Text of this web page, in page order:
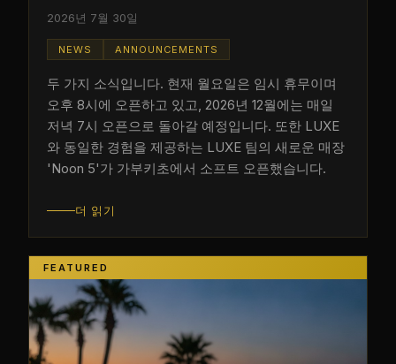
2026년 7월 30일
NEWS ANNOUNCEMENTS
두 가지 소식입니다. 현재 월요일은 임시 휴무이며
오후 8시에 오픈하고 있고, 2026년 12월에는 매일
저녁 7시 오픈으로 돌아갈 예정입니다. 또한 LUXE
와 동일한 경험을 제공하는 LUXE 팀의 새로운 매장
'Noon 5'가 가부키초에서 소프트 오픈했습니다.
더 읽기
FEATURED